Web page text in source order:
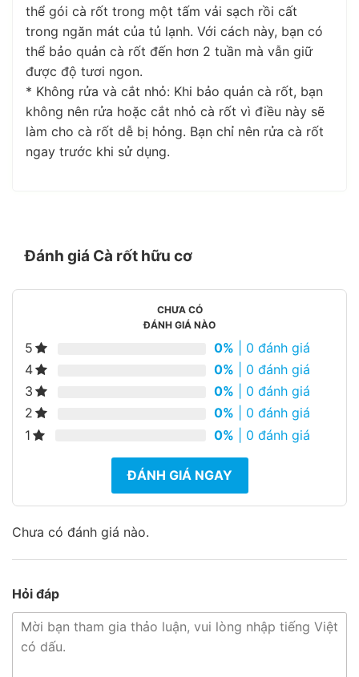
thể gói cà rốt trong một tấm vải sạch rồi cất
trong ngăn mát của tủ lạnh. Với cách này, bạn có
thể bảo quản cà rốt đến hơn 2 tuần mà vẫn giữ
được độ tươi ngon.
* Không rửa và cắt nhỏ: Khi bảo quản cà rốt, bạn
không nên rửa hoặc cắt nhỏ cà rốt vì điều này sẽ
làm cho cà rốt dễ bị hỏng. Bạn chỉ nên rửa cà rốt
ngay trước khi sử dụng.
Đánh giá Cà rốt hữu cơ
CHƯA CÓ
ĐÁNH GIÁ NÀO
5 0% | 0 đánh giá
4
0% | 0 đánh giá
3
0% | 0 đánh giá
2
0% | 0 đánh giá
1
0% | 0 đánh giá
ĐÁNH GIÁ NGAY
Chưa có đánh giá nào.
Hỏi đáp